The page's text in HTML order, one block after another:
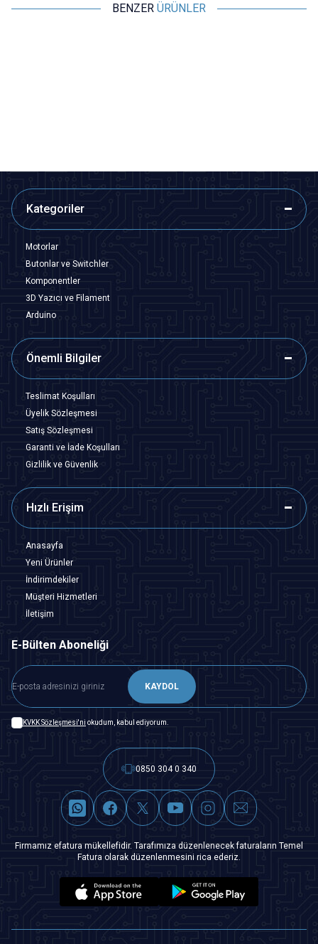
BENZER ÜRÜNLER
Kategoriler
Motorlar
Butonlar ve Switchler
Komponentler
3D Yazıcı ve Filament
Arduino
Önemli Bilgiler
Teslimat Koşulları
Üyelik Sözleşmesi
Satış Sözleşmesi
Garanti ve İade Koşulları
Gizlilik ve Güvenlik
Hızlı Erişim
Anasayfa
Yeni Ürünler
İndirimdekiler
Müşteri Hizmetleri
İletişim
E-Bülten Aboneliği
KAYDOL
KVKK Sözleşmesi'ni okudum, kabul ediyorum.
0850 304 0 340
Firmamız efatura mükellefidir. Tarafımıza düzenlenecek faturaların Temel
Fatura olarak düzenlenmesini rica ederiz.